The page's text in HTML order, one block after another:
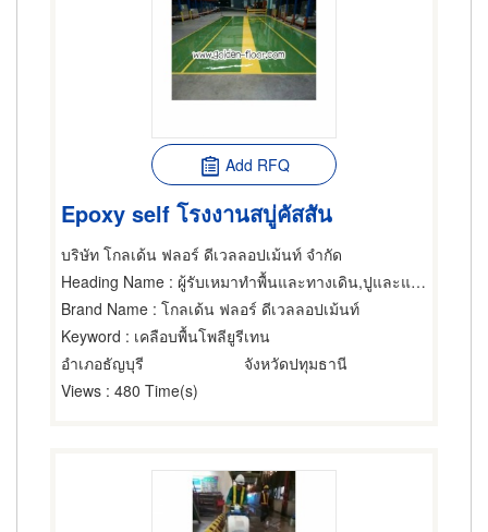
Add RFQ
Epoxy self โรงงานสบู่คัสสัน
บริษัท โกลเด้น ฟลอร์ ดีเวลลอปเม้นท์ จำกัด
Heading Name : ผู้รับเหมาทำพื้นและทางเดิน,ปูและแต่งพื้นใหม่,ผู้จำหน่ายและรับเหมาปูวัสดุปูพื้น
Brand Name : โกลเด้น ฟลอร์ ดีเวลลอปเม้นท์
Keyword : เคลือบพื้นโพลียูรีเทน
อำเภอธัญบุรี
จังหวัดปทุมธานี
Views : 480 Time(s)